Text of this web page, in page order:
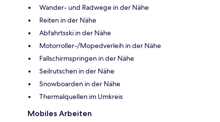
Wander- und Radwege in der Nähe
Reiten in der Nähe
Abfahrtsski in der Nähe
Motorroller-/Mopedverleih in der Nähe
Fallschirmspringen in der Nähe
Seilrutschen in der Nähe
Snowboarden in der Nähe
Thermalquellen im Umkreis
Mobiles Arbeiten